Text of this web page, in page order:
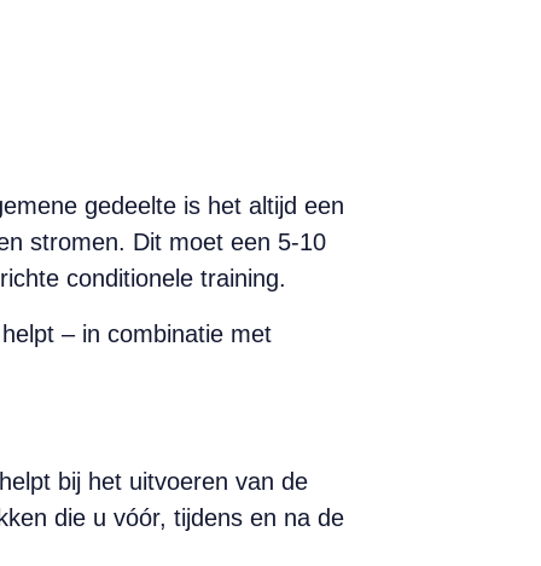
gedeelte is het altijd een
stromen. Dit moet een 5-10
conditionele training.
– in combinatie met
bij het uitvoeren van de
die u vóór, tijdens en na de